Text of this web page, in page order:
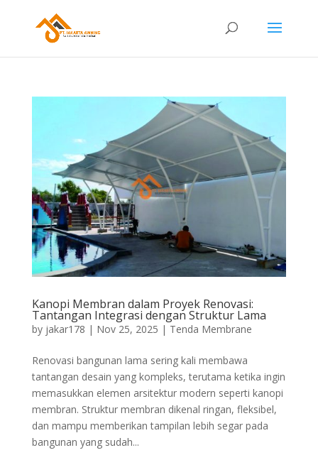
Kanopi Membran dalam Proyek Renovasi:
Tantangan Integrasi dengan Struktur Lama
by jakar178 | Nov 25, 2025 | Tenda Membrane
Renovasi bangunan lama sering kali membawa
tantangan desain yang kompleks, terutama ketika ingin
memasukkan elemen arsitektur modern seperti kanopi
membran. Struktur membran dikenal ringan, fleksibel,
dan mampu memberikan tampilan lebih segar pada
bangunan yang sudah...